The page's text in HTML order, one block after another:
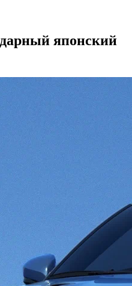
японский